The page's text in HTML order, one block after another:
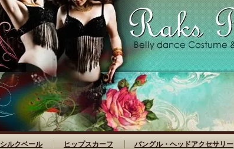
シルクベール ヒップスカーフ バングル・ヘッドアクセサリー